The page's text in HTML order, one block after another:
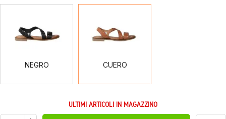
NEGRO CUERO
ULTIMI ARTICOLI IN MAGAZZINO